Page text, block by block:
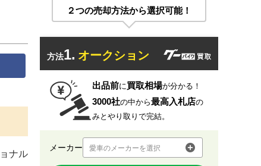
ナル
２つの売却方法から選択可能！
方法1. オークション
出品前に買取相場が分かる！
3000社の中から最高入札店の
みとやり取りで完結。
メーカー 愛車のメーカーを選択